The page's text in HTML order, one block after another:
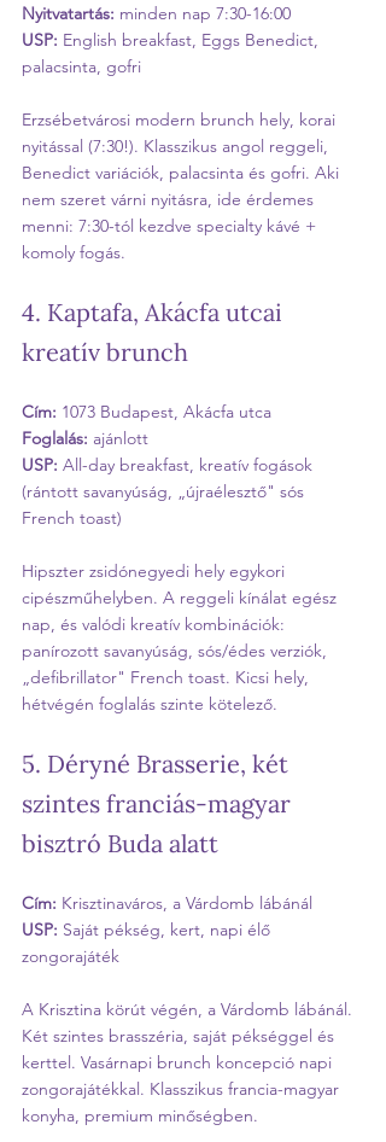
Nyitvatartás: minden nap 7:30-16:00
USP: English breakfast, Eggs Benedict,
palacsinta, gofri
Erzsébetvárosi modern brunch hely, korai
nyitással (7:30!). Klasszikus angol reggeli,
Benedict variációk, palacsinta és gofri. Aki
nem szeret várni nyitásra, ide érdemes
menni: 7:30-tól kezdve specialty kávé +
komoly fogás.
4. Kaptafa, Akácfa utcai
kreatív brunch
Cím: 1073 Budapest, Akácfa utca
Foglalás: ajánlott
USP: All-day breakfast, kreatív fogások
(rántott savanyúság, „újraélesztő" sós
French toast)
Hipszter zsidónegyedi hely egykori
cipészműhelyben. A reggeli kínálat egész
nap, és valódi kreatív kombinációk:
panírozott savanyúság, sós/édes verziók,
„defibrillator" French toast. Kicsi hely,
hétvégén foglalás szinte kötelező.
5. Déryné Brasserie, két
szintes franciás-magyar
bisztró Buda alatt
Cím: Krisztinaváros, a Várdomb lábánál
USP: Saját pékség, kert, napi élő
zongorajáték
A Krisztina körút végén, a Várdomb lábánál.
Két szintes brasszéria, saját pékséggel és
kerttel. Vasárnapi brunch koncepció napi
zongorajátékkal. Klasszikus francia-magyar
konyha, premium minőségben.